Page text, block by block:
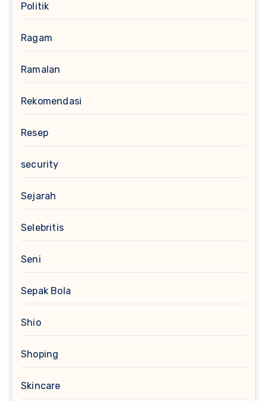
Politik
Ragam
Ramalan
Rekomendasi
Resep
security
Sejarah
Selebritis
Seni
Sepak Bola
Shio
Shoping
Skincare